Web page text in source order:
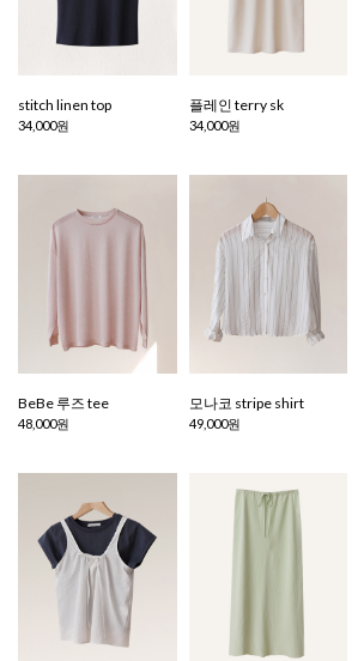
stitch linen top
34,000원
플레인 terry sk
34,000원
BeBe 루즈 tee
48,000원
모나코 stripe shirt
49,000원